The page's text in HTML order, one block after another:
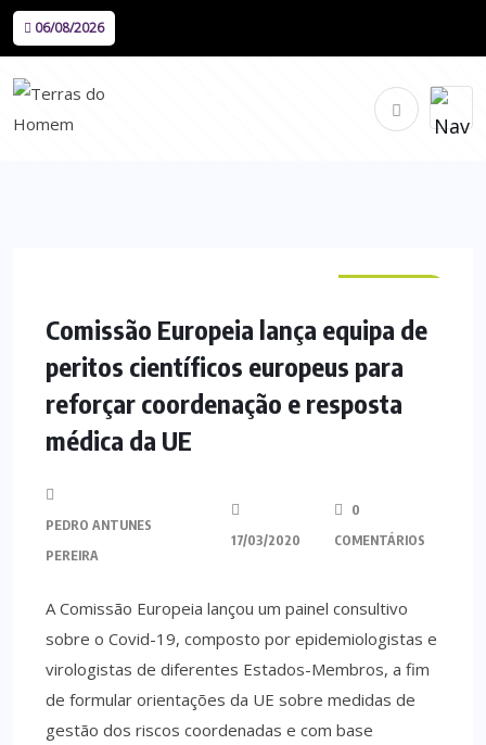
06/08/2026
Comissão Europeia lança equipa de
peritos científicos europeus para
reforçar coordenação e resposta
médica da UE
PEDRO ANTUNES
PEREIRA
17/03/2020
0
COMENTÁRIOS
A Comissão Europeia lançou um painel consultivo
sobre o Covid-19, composto por epidemiologistas e
virologistas de diferentes Estados-Membros, a fim
de formular orientações da UE sobre medidas de
gestão dos riscos coordenadas e com base